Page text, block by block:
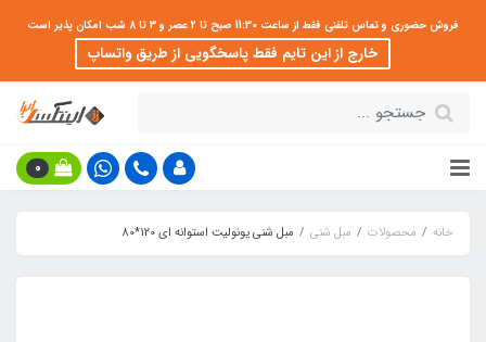
فروش حضوری و تماس تلفنی فقط از ساعت 11:30 صبح تا 2 عصر و 3 تا 8 شب امکان پذیر است
خارج از این تایم فقط پاسخگویی از طریق واتساپ
0
خانه محصولات مبل شنی مبل شنی یونولیت استوانه ای 120*80